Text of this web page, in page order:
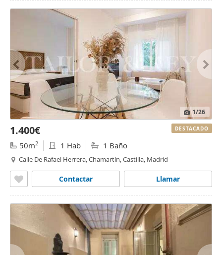
1/26
1.400€
50m2 1 Hab 1 Baño
Calle De Rafael Herrera, Chamartín, Castilla, Madrid
Llamar
Contactar
DESTACADO